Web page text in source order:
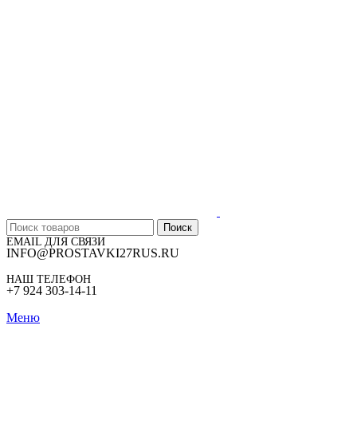
Поиск
EMAIL ДЛЯ СВЯЗИ
INFO@PROSTAVKI27RUS.RU
НАШ ТЕЛЕФОН
+7 924 303-14-11
Меню